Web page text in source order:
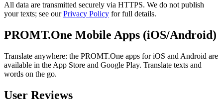
All data are transmitted securely via HTTPS. We do not publish
your texts; see ourPrivacy Policy for full details.
PROMT.One Mobile Apps (iOS/Android)
Translate anywhere: the PROMT.One apps for iOS and Android are
available in the App Store and Google Play. Translate texts and
words on the go.
User Reviews